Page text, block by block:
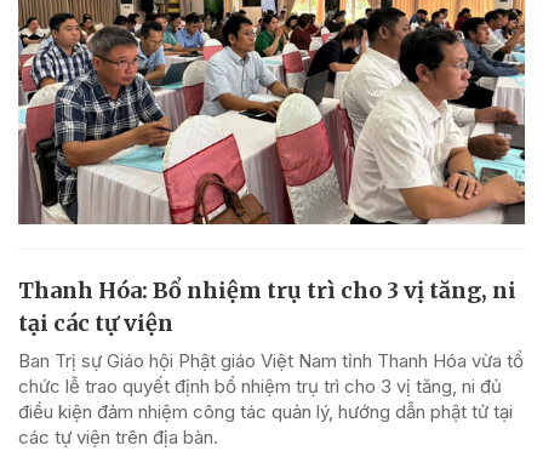
Thanh Hóa: Bổ nhiệm trụ trì cho 3 vị tăng, ni
tại các tự viện
Ban Trị sự Giáo hội Phật giáo Việt Nam tỉnh Thanh Hóa vừa tổ
chức lễ trao quyết định bổ nhiệm trụ trì cho 3 vị tăng, ni đủ
điều kiện đảm nhiệm công tác quản lý, hướng dẫn phật tử tại
các tự viện trên địa bàn.